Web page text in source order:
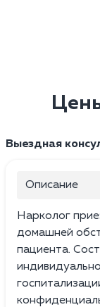
Выездная
Описание
Нарколог
домашней
пациента.